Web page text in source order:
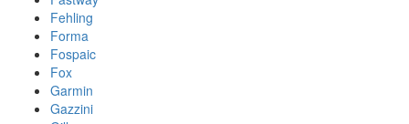
Fehling
Forma
Fospaic
Fox
Garmin
Gazzini